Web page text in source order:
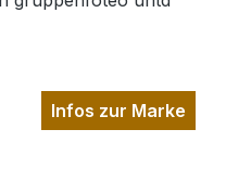
Infos zur Marke